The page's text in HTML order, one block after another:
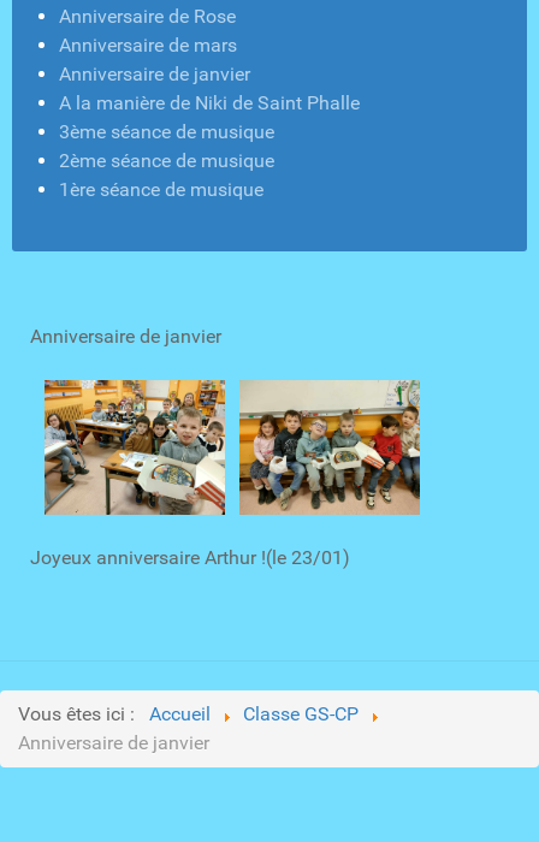
Anniversaire de Rose
Anniversaire de mars
Anniversaire de janvier
A la manière de Niki de Saint Phalle
3ème séance de musique
2ème séance de musique
1ère séance de musique
Anniversaire de janvier
Joyeux anniversaire Arthur !(le 23/01)
Vous êtes ici : Accueil
Classe GS-CP
Anniversaire de janvier